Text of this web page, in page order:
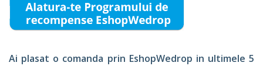
Ai plasat o comanda prin EshopWedrop in ultimele 5